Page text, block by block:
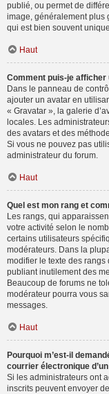
publié, ou permet de
image, généralement plus
qui est bien souvent
Haut
Comment puis-je afficher
Dans le panneau de
ajouter un avatar en
« Gravatar », la galerie
locales. Les
des avatars et des
Si vous ne pouvez pas
administrateur du forum.
Haut
Quel est mon rang et
Les rangs, qui
votre activité selon le
certains utilisateurs
modérateurs. Dans la
modifier le texte des rangs
publiant inutilement des
Beaucoup de forums ne
modérateur pourra vous
messages.
Haut
Pourquoi m’est-il
courrier électronique
Si les administrateurs ont
inscrits peuvent envoyer